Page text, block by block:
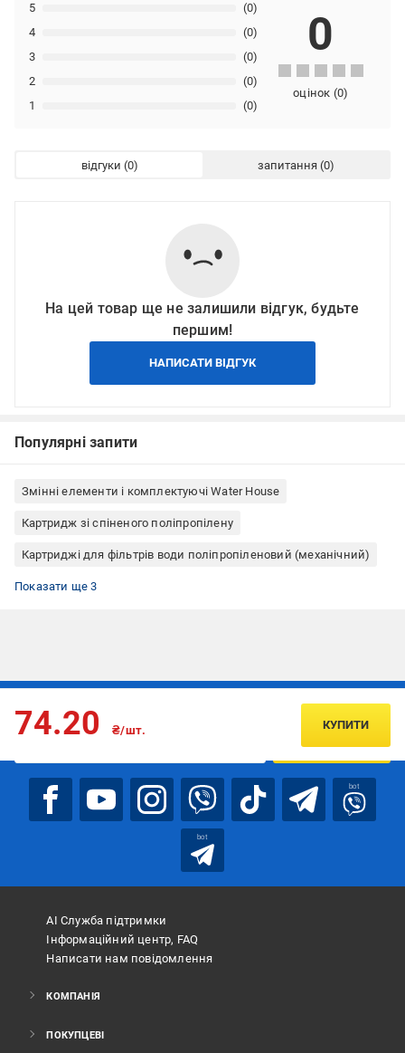
1 (0)
2 (0)
3 (0)
4 (0)
5 (0)
0
оцінок (0)
відгуки запитання
На цей товар ще не залишили відгук, будьте
першим!
НАПИСАТИ ВІДГУК
Популярні запити
Змінні елементи і комплектуючі Water House
Картридж зі спіненого поліпропілену
Картриджі для фільтрів води поліпропіленовий (механічний)
Картриджі для магістрального фільтра
Картриджі для фільтрів холодної води
Картриджі для фільтрів води 10 мікрон
Показати ще 3
74.20 ₴/шт. КУПИТИ
Підписуйтесь, щоб дізнаватись першим про акції та пропозиції
ПІДПИСАТИСЯ
bot
bot
АІ Служба підтримки
Інформаційний центр, FAQ
Написати нам повідомлення
КОМПАНІЯ
ПОКУПЦЕВІ